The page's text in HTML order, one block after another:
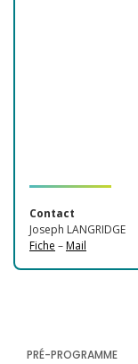
Contact
Joseph LANGRIDGE
Fiche –Mail
PRÉ-PROGRAMME